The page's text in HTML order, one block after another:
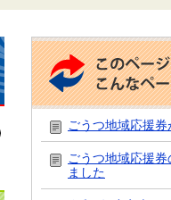
こ
の
ペ
ー
ジ
て
人
ごうつ地域応援
ごうつ地域応援
ました